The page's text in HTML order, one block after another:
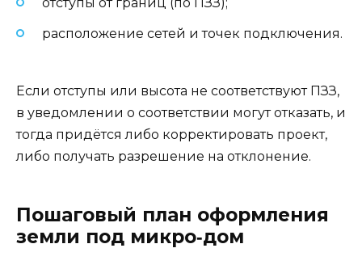
расположение сетей и точек подключения.
Если отступы или высота не соответствуют ПЗЗ,
в уведомлении о соответствии могут отказать, и
тогда придётся либо корректировать проект,
либо получать разрешение на отклонение.
Пошаговый план оформления
земли под микро‑дом